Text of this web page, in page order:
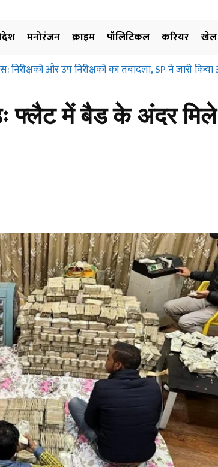
मनोरंजन क्राइम पॉलिटिकल करियर खेल
निरीक्षकों और उप निरीक्षकों का तबादला, SP ने जारी
फ्लैट में बैड के अंदर